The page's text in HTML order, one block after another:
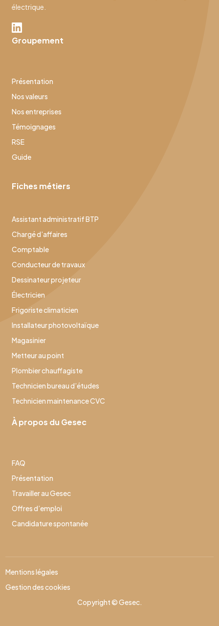
électrique.
Groupement
Présentation
Nos valeurs
Nos entreprises
Témoignages
RSE
Guide
Fiches métiers
Assistant administratif BTP
Chargé d’affaires
Comptable
Conducteur de travaux
Dessinateur projeteur
Électricien
Frigoriste climaticien
Installateur photovoltaïque
Magasinier
Metteur au point
Plombier chauffagiste
Technicien bureau d’études
Technicien maintenance CVC
À propos du Gesec
FAQ
Présentation
Travailler au Gesec
Offres d’emploi
Candidature spontanée
Copyright © Gesec.
Mentions légales
Gestion des cookies